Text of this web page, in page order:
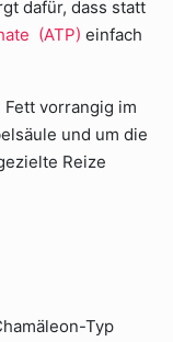
dafür, dass statt
(ATP) einfach
vorrangig im
und um die
Reize
Typ